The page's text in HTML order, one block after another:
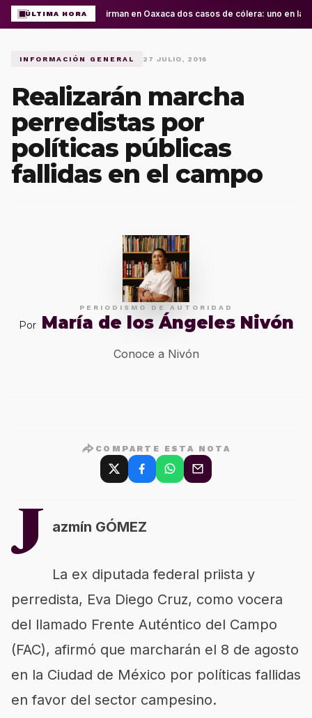
ÚLTIMA HORAConfirman en Oaxaca dos casos de cólera: uno en la
INFORMACIÓN GENERAL 27 JULIO, 2016
Realizarán marcha
perredistas por
políticas públicas
fallidas en el campo
PERIODISMO DE AUTORIDAD
Por María de los Ángeles Nivón
Conoce a Nivón
COMPARTE ESTA NOTA
J azmín GÓMEZ
La ex diputada federal priista y
perredista, Eva Diego Cruz, como vocera
del llamado Frente Auténtico del Campo
(FAC), afirmó que marcharán el 8 de agosto
en la Ciudad de México por políticas fallidas
en favor del sector campesino.